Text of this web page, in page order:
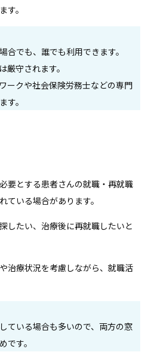
す。
合でも、誰でも利用できます。
厳守されます。
ークや社会保険労務士などの専門
す。
要とする患者さんの就職・再就職
ている場合があります。
したい、治療後に再就職したいと
治療状況を考慮しながら、就職活
ている場合も多いので、両方の窓
です。